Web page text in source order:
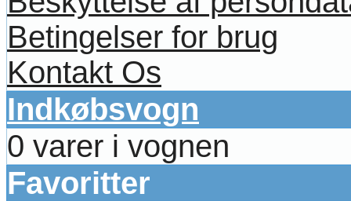
Betingelser for brug
Kontakt Os
Indkøbsvogn
0 varer i vognen
Favoritter